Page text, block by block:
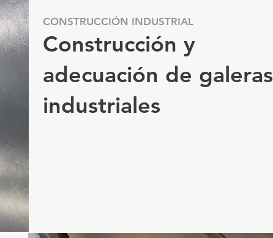
CONSTRUCCIÓN INDUSTRIAL
Construcción y
adecuación de galeras
industriales